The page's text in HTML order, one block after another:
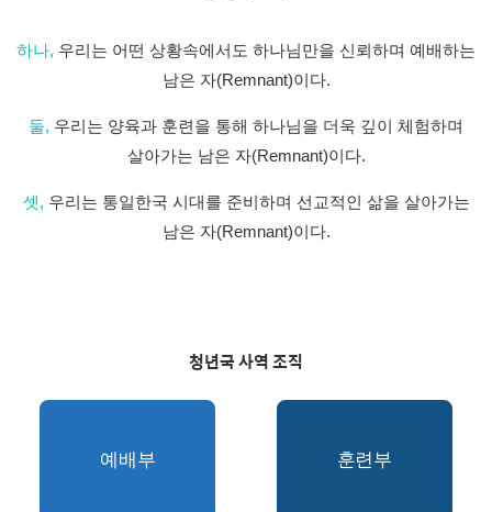
하나, 우리는 어떤 상황속에서도 하나님만을 신뢰하며 예배하는
남은 자(Remnant)이다.
둘, 우리는 양육과 훈련을 통해 하나님을 더욱 깊이 체험하며
살아가는 남은 자(Remnant)이다.
셋, 우리는 통일한국 시대를 준비하며 선교적인 삶을 살아가는
남은 자(Remnant)이다.
청년국 사역 조직
예배부 훈련부